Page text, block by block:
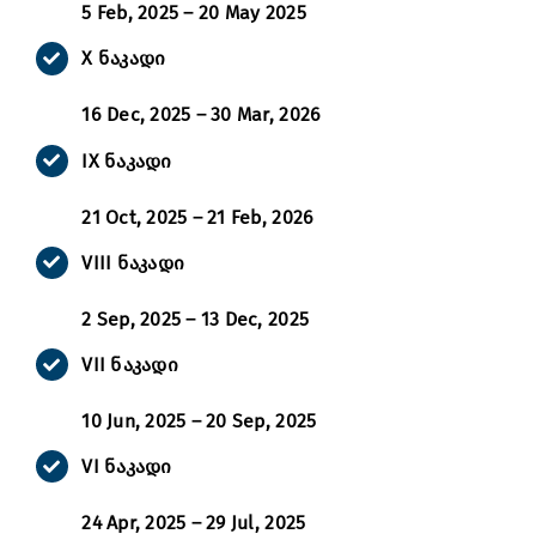
5 Feb, 2025 – 20 May 2025
Xნაკადი
16 Dec, 2025 – 30 Mar, 2026
IXნაკადი
21 Oct, 2025 – 21 Feb, 2026
VIII ნაკადი
2 Sep, 2025 – 13 Dec, 2025
VII ნაკადი
10 Jun, 2025 – 20 Sep, 2025
VI ნაკადი
24 Apr, 2025 – 29 Jul, 2025